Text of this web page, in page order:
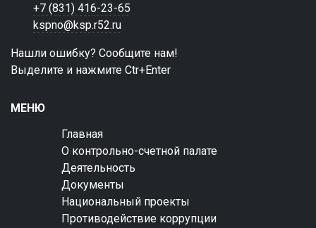
+7 (831) 416-23-65
kspno@ksp.r52.ru
Нашли ошибку? Сообщите нам!
Выделите и нажмите Ctr+Enter
МЕНЮ
Главная
О контрольно-счетной палате
Деятельность
Документы
Национальный проекты
Противодействие коррупции